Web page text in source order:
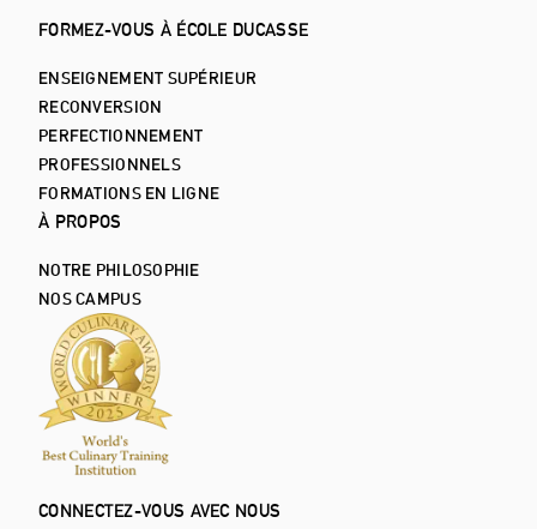
FORMEZ-VOUS À ÉCOLE DUCASSE
ENSEIGNEMENT SUPÉRIEUR
RECONVERSION
PERFECTIONNEMENT
PROFESSIONNELS
FORMATIONS EN LIGNE
À PROPOS
NOTRE PHILOSOPHIE
NOS CAMPUS
CONNECTEZ-VOUS AVEC NOUS